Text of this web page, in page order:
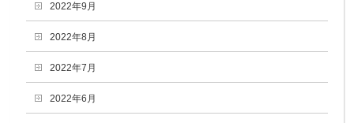
2022年9月
2022年8月
2022年7月
2022年6月